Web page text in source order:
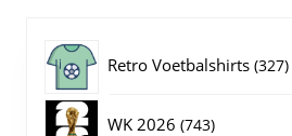
Retro Voetbalshirts 327
WK 2026 743743